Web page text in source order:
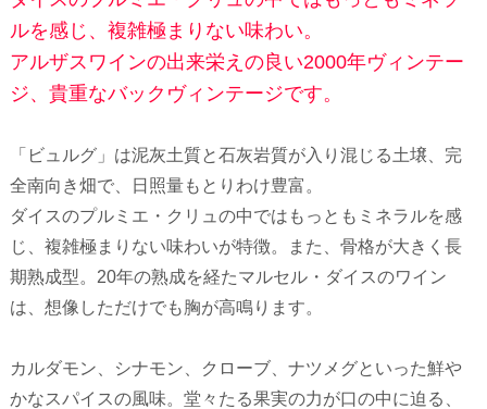
ルを感じ、複雑極まりない味わい。
アルザスワインの出来栄えの良い2000年ヴィンテー
ジ、貴重なバックヴィンテージです。
「ビュルグ」は泥灰土質と石灰岩質が入り混じる土壌、完
全南向き畑で、日照量もとりわけ豊富。
ダイスのプルミエ・クリュの中ではもっともミネラルを感
じ、複雑極まりない味わいが特徴。また、骨格が大きく長
期熟成型。20年の熟成を経たマルセル・ダイスのワイン
は、想像しただけでも胸が高鳴ります。
カルダモン、シナモン、クローブ、ナツメグといった鮮や
かなスパイスの風味。堂々たる果実の力が口の中に迫る、